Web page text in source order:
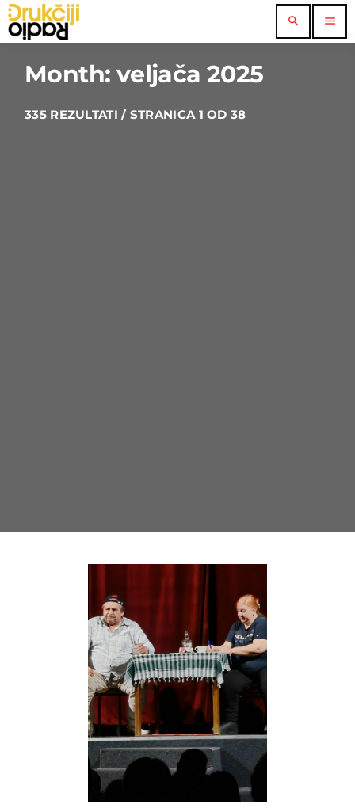
search menu
Month: veljača 2025
335 REZULTATI / STRANICA 1 OD 38